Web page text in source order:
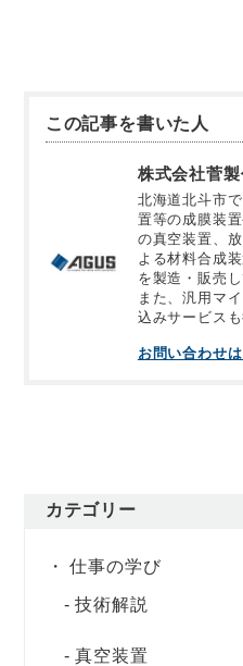
この記事を書いた人
株式会社菅製
北海道北斗市
置等の成膜装
の真空装置、
よる材料合成
を製造・販売し
また、汎用マ
込みサービス
お問い合わせ
カテゴリー
仕事の学び
技術解説
真空装置